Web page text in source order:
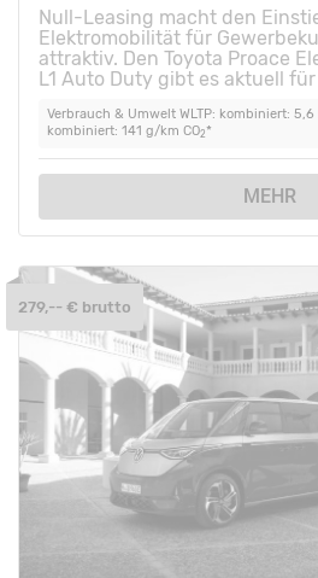
Null-Leasing macht den
Elektromobilität für
attraktiv. Den Toyota Proace
L1 Auto Duty gibt es aktuell für
Verbrauch & Umwelt WLTP: kombiniert:
kombiniert: 141 g/km CO2*
MEHR
279,-- € brutto